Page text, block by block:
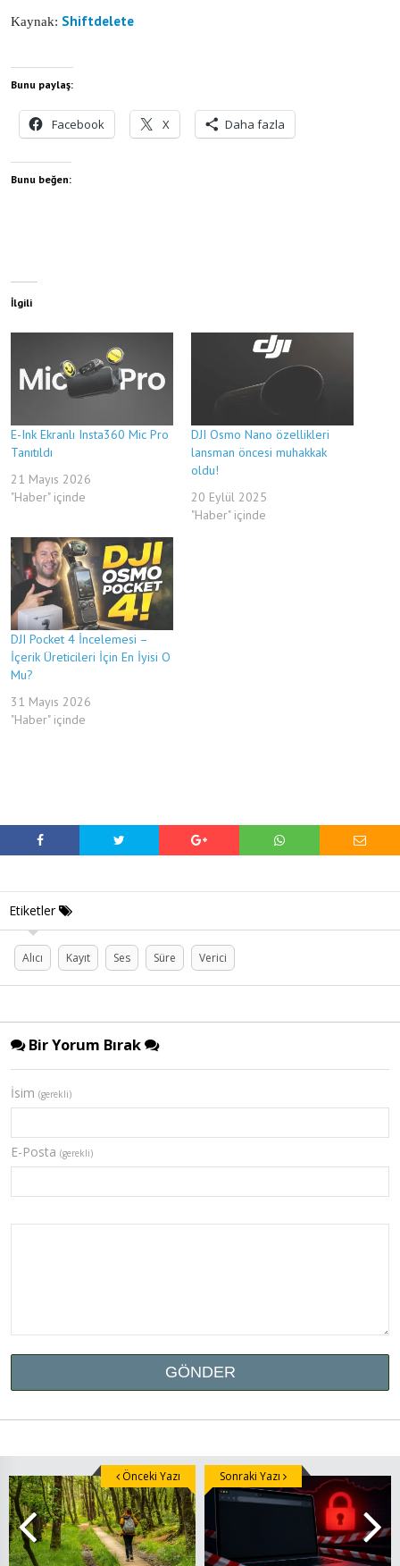
Kaynak: Shiftdelete
Bunu paylaş:
Facebook X Daha fazla
Bunu beğen:
İlgili
E-Ink Ekranlı Insta360 Mic Pro
Tanıtıldı
21 Mayıs 2026
"Haber" içinde
DJI Osmo Nano özellikleri
lansman öncesi muhakkak
oldu!
20 Eylül 2025
"Haber" içinde
DJI Pocket 4 İncelemesi –
İçerik Üreticileri İçin En İyisi O
Mu?
31 Mayıs 2026
"Haber" içinde
Etiketler
Alıcı Kayıt Ses Süre Verici
Bir Yorum Bırak
İsim (gerekli)
E-Posta (gerekli)
Önceki Yazı Sonraki Yazı